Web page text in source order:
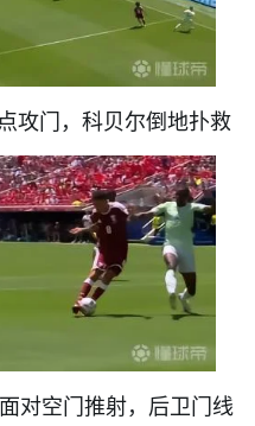
攻门，科贝尔倒地扑救
对空门推射，后卫门线